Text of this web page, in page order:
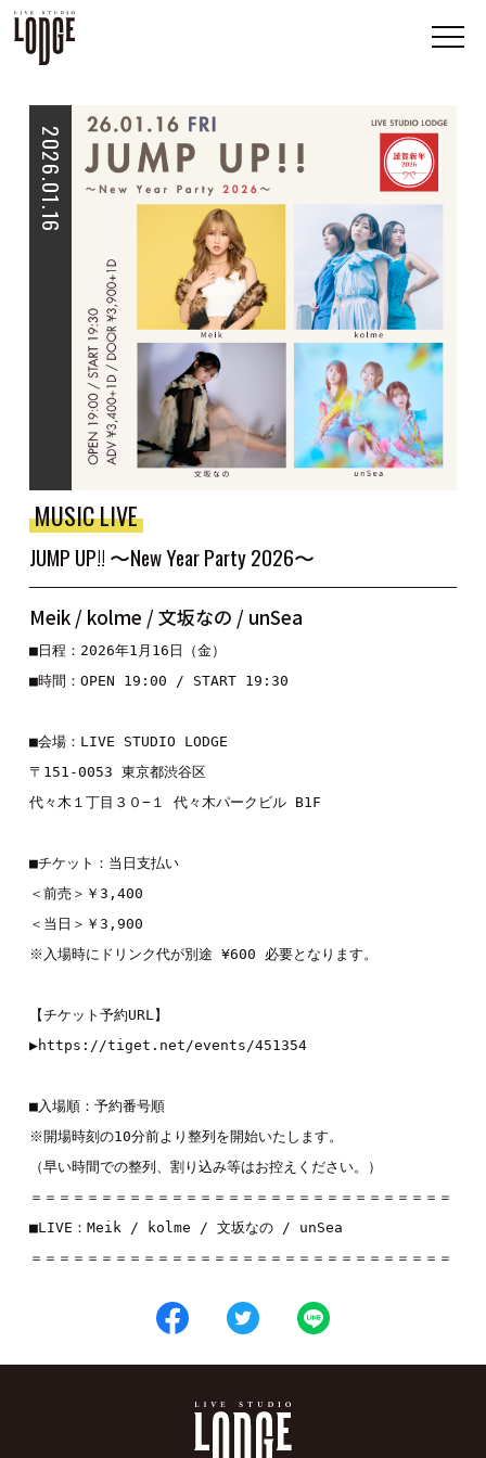
2026.01.16
MUSIC LIVE
JUMP UP!! 〜New Year Party 2026〜
Meik / kolme / 文坂なの / unSea
■日程：2026年1月16日（金）
■時間：OPEN 19:00 / START 19:30
■会場：LIVE STUDIO LODGE
〒151-0053 東京都渋谷区
代々木１丁目３０−１ 代々木パークビル B1F
■チケット：当日支払い
＜前売＞￥3,400
＜当日＞￥3,900
※入場時にドリンク代が別途 ¥600 必要となります。
【チケット予約URL】
▶︎https://tiget.net/events/451354
■入場順：予約番号順
※開場時刻の10分前より整列を開始いたします。
（早い時間での整列、割り込み等はお控えください。）
＝＝＝＝＝＝＝＝＝＝＝＝＝＝＝＝＝＝＝＝＝＝＝＝＝＝＝＝＝＝
■LIVE： Meik / kolme / 文坂なの / unSea
＝＝＝＝＝＝＝＝＝＝＝＝＝＝＝＝＝＝＝＝＝＝＝＝＝＝＝＝＝＝